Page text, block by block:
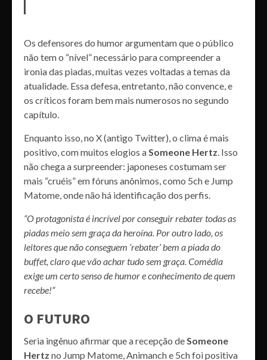
Os defensores do humor argumentam que o público
não tem o “nível” necessário para compreender a
ironia das piadas, muitas vezes voltadas a temas da
atualidade. Essa defesa, entretanto, não convence, e
os críticos foram bem mais numerosos no segundo
capítulo.
Enquanto isso, no X (antigo Twitter), o clima é mais
positivo, com muitos elogios a Someone Hertz . Isso
não chega a surpreender: japoneses costumam ser
mais “cruéis” em fóruns anônimos, como 5ch e Jump
Matome, onde não há identificação dos perfis.
“O protagonista é incrível por conseguir rebater todas as
piadas meio sem graça da heroína. Por outro lado, os
leitores que não conseguem ‘rebater’ bem a piada do
buffet, claro que vão achar tudo sem graça. Comédia
exige um certo senso de humor e conhecimento de quem
recebe!”
O FUTURO
Seria ingênuo afirmar que a recepção de Someone
Hertz no Jump Matome, Animanch e 5ch foi positiva